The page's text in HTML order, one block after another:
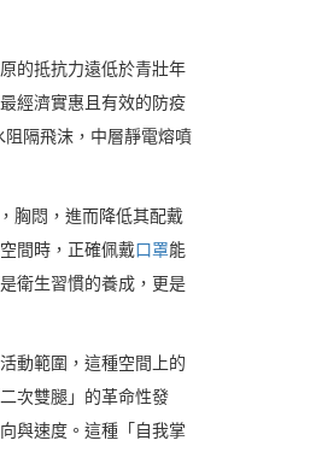
的抵抗力遠低於青壯年
經濟實惠且有效的防疫
隔飛沫，中層靜電熔噴
胸悶，進而降低其配戴
間時，正確佩戴口罩能
衛生習慣的養成，更是
動範圍，這種空間上的
次雙腿」的革命性發
與速度。這種「自我掌